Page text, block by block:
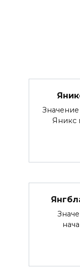
Яникс